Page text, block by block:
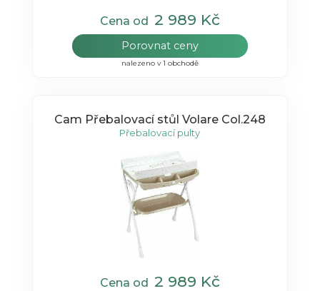
Cena od 2 989 Kč
Porovnat ceny
nalezeno v 1 obchodě
Cam Přebalovací stůl Volare Col.248
Přebalovací pulty
Cena od 2 989 Kč